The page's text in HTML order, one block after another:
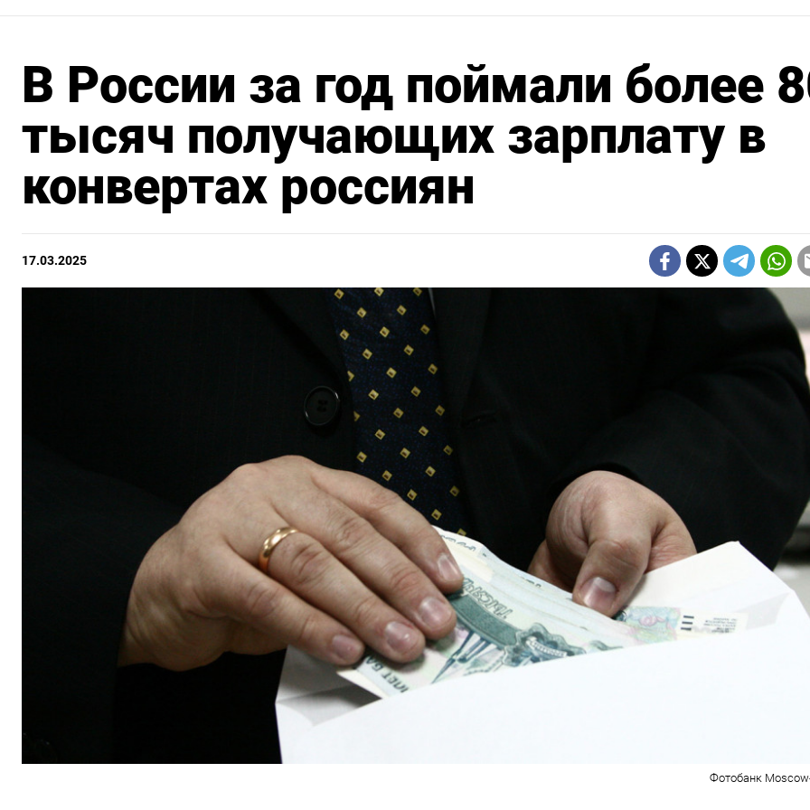
В России за год поймали более
тысяч получающих зарплату в
конвертах россиян
17.03.2025
Фотобанк